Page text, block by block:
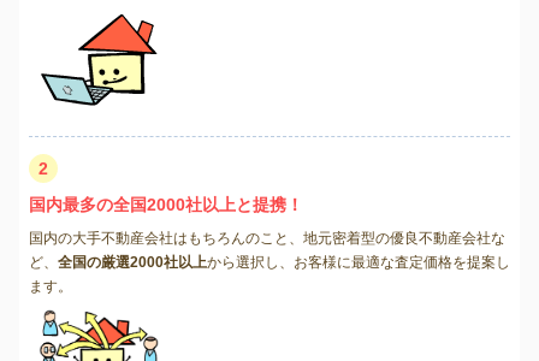
2
国内最多の全国2000社以上と提携！
国内の大手不動産会社はもちろんのこと、地元密着型の優良不動産会社な
ど、 全国の厳選2000社以上から選択し、お客様に最適な査定価格を提案し
ます。